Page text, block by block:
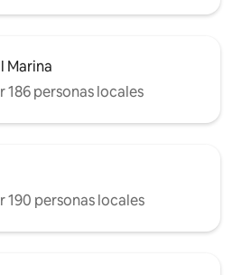
Marina
personas locales
190 personas locales